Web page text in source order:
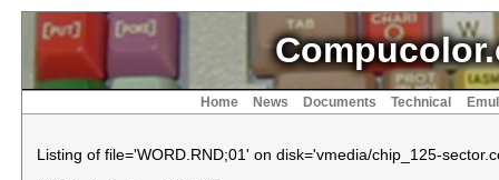
Home News Documents Technical
Listing of file='WORD.RND;01' on disk='vmedia/chip_125-